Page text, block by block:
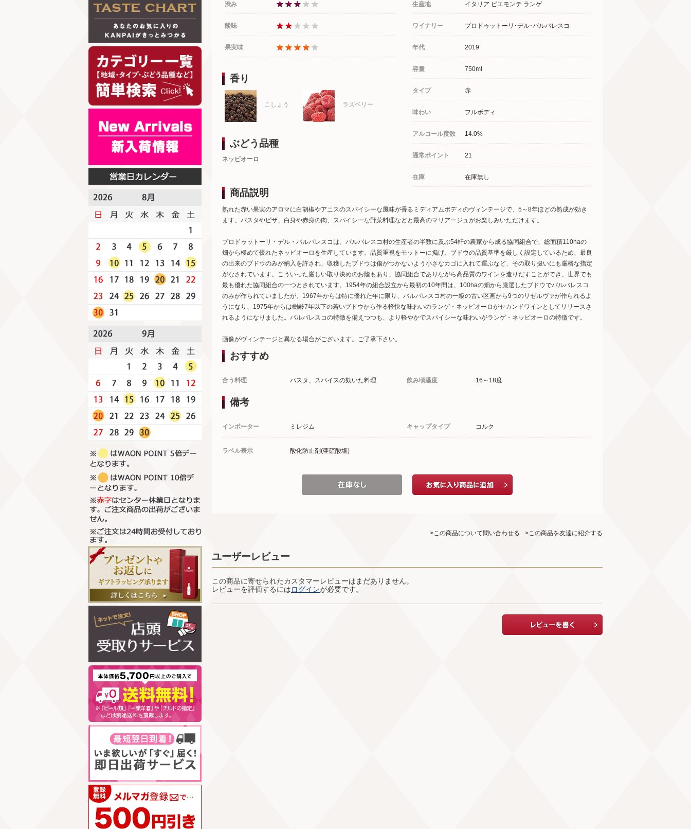
生産地 イタリア ピエモンテ ランゲ
ワイナリー プロドゥットーリ･デル･バルバレスコ
年代 2019
容量 750ml
タイプ 赤
味わい フルボディ
アルコール度数 14.0%
通常ポイント 21
在庫 在庫無し
渋み
酸味
果実味
香り
こしょう ラズベリー
ぶどう品種
ネッビオーロ
商品説明
熟れた赤い果実のアロマに白胡椒やアニスのスパイシーな風味が香るミディアムボディのヴィンテージで、5～8年ほどの熟成が効き
ます。パスタやピザ、白身や赤身の肉、スパイシーな野菜料理などと最高のマリアージュがお楽しみいただけます。
プロドゥットーリ・デル・バルバレスコは、バルバレスコ村の生産者の半数に及ぶ54軒の農家から成る協同組合で、総面積110haの
畑から極めて優れたネッビオーロを生産しています。品質重視をモットーに掲げ、ブドウの品質基準を厳しく設定しているため、最良
の出来のブドウのみが納入を許され、収穫したブドウは傷がつかないよう小さなカゴに入れて運ぶなど、その取り扱いにも厳格な指定
がなされています。こういった厳しい取り決めのお陰もあり、協同組合でありながら高品質のワインを造りだすことができ、世界でも
最も優れた協同組合の一つとされています。1954年の組合設立から最初の10年間は、100haの畑から厳選したブドウでバルバレスコ
のみが作られていましたが、1967年からは特に優れた年に限り、バルバレスコ村の一級の古い区画から9つのリゼルヴァが作られるよ
うになり、1975年からは樹齢7年以下の若いブドウから作る軽快な味わいのランゲ・ネッビオーロがセカンドワインとしてリリースさ
れるようになりました。バルバレスコの特徴を備えつつも、より軽やかでスパイシーな味わいがランゲ・ネッビオーロの特徴です。
画像がヴィンテージと異なる場合がございます。ご了承下さい。
おすすめ
合う料理 パスタ、スパイスの効いた料理 飲み頃温度 16～18度
備考
インポーター ミレジム キャップタイプ コルク
ラベル表示 酸化防止剤(亜硫酸塩)
>この商品について問い合わせる >この商品を友達に紹介する
ユーザーレビュー
この商品に寄せられたカスタマーレビューはまだありません。
レビューを評価するにはログインが必要です。